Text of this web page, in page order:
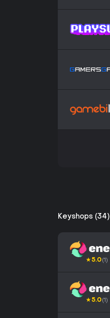
Keyshops (34)
★5.0(1)
★5.0(1)